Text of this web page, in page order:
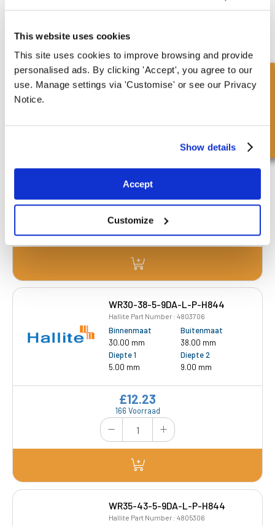
This website uses cookies
This site uses cookies to improve browsing and provide
personalised ads. By clicking 'Accept', you agree to our
use. Manage settings via 'Customise' or see our Privacy
Notice.
Show details
Accept
Customize
£20.56
Binnenmaat
Buitenmaat
Diepte 2
162 Voorraad
£13.20
WR30-38-5-9DA-L-P-H844
Hallite Part Number : 4803706
Binnenmaat
30.00 mm
Buitenmaat
38.00 mm
Diepte 1
5.00 mm
Diepte 2
9.00 mm
166 Voorraad
£12.23
WR35-43-5-9DA-L-P-H844
Hallite Part Number : 4805306
Snel onderzoek